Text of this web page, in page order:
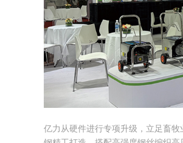
亿力从硬件进行专项升级，立足畜